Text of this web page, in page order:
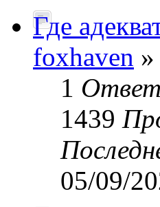
Где
foxhaven
1
1439
05/09/